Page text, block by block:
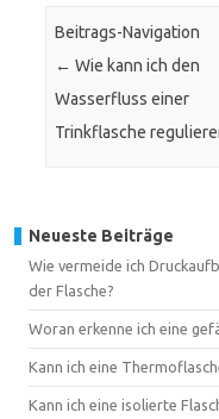
Beitrags-Navigation
← Wie kann ich den
Wasserfluss einer
Trinkflasche
Neueste Beiträge
Wie vermeide ich
der Flasche?
Woran erkenne ich eine
Kann ich eine
Kann ich eine isolierte